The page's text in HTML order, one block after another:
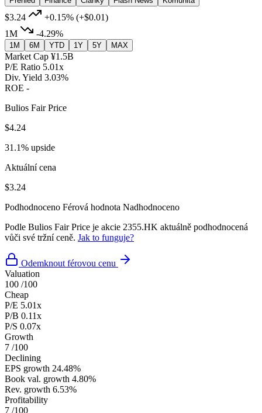
$3.24 +0.15% (+$0.01)
1M
-4.29%
1M 6M YTD 1Y 5Y MAX
Market Cap ¥1.5B
P/E Ratio 5.01x
Div. Yield 3.03%
ROE -
Bulios Fair Price
$4.24
31.1% upside
Aktuální cena
$3.24
Podhodnoceno Férová hodnota Nadhodnoceno
Podle Bulios Fair Price je akcie 2355.HK aktuálně podhodnocená
vůči své tržní ceně. Jak to funguje?
Odemknout férovou cenu
Valuation
100 /100
Cheap
P/E 5.01x
P/B 0.11x
P/S 0.07x
Growth
7 /100
Declining
EPS growth 24.48%
Book val. growth 4.80%
Rev. growth 6.53%
Profitability
7 /100